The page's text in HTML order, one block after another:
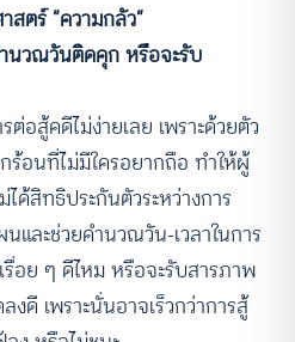
ตร์ “ความกลัว”
นวณวันติดคุก หรือจะรับ
ต่อสู้คดีไม่ง่ายเลย เพราะด้วยตัว
ร้อนที่ไม่มีใครอยากถือ ทำให้ผู้
ด้สิทธิประกันตัวระหว่างการ
และช่วยคำนวณวัน-เวลาในการ
รื่อย ๆ ดีไหม หรือจะรับสารภาพ
ดี เพราะนั่นอาจเร็วกว่าการสู้